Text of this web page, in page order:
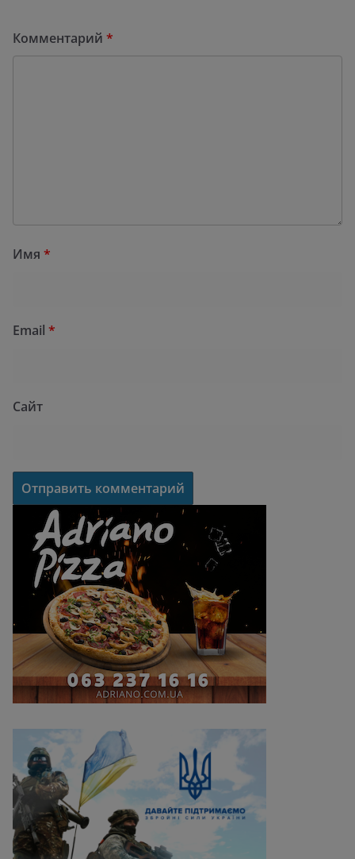
Комментарий *
Имя *
Email *
Сайт